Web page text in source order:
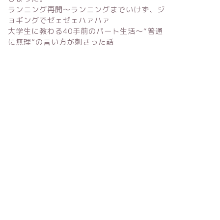
ランニング再開〜ランニングまでいけず、ジ
ョギングでゼェゼェハァハァ
大学生に教わる40手前のパート生活〜“普通
に無理”の言い方が刺さった話